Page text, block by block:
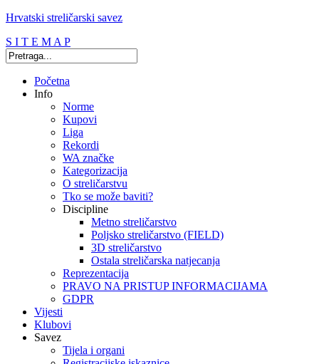
Hrvatski streličarski savez
S I T E M A P
Početna
Info
Norme
Kupovi
Liga
Rekordi
WA značke
Kategorizacija
O streličarstvu
Tko se može baviti?
Discipline
Metno streličarstvo
Poljsko streličarstvo (FIELD)
3D streličarstvo
Ostala streličarska natjecanja
Reprezentacija
PRAVO NA PRISTUP INFORMACIJAMA
GDPR
Vijesti
Klubovi
Savez
Tijela i organi